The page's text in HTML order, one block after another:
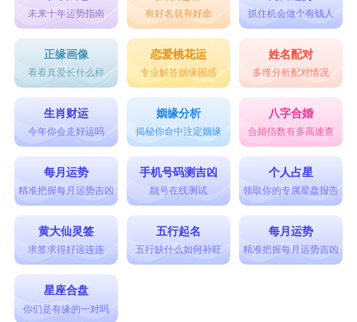
未来十年运势指南 有好名就有好命 抓住机会做个有钱人
正缘画像
看看真爱长什么样
恋爱桃花运
专业解答姻缘困惑
姓名配对
多维分析配对情况
生肖财运
今年你会走好运吗
姻缘分析
揭秘你命中注定姻缘
八字合婚
合婚指数有多高速查
每月运势
精准把握每月运势吉凶
手机号码测吉凶
靓号在线测试
个人占星
领取你的专属星盘报告
黄大仙灵签
求签求得好运连连
五行起名
五行缺什么如何补旺
每月运势
精准把握每月运势吉凶
星座合盘
你们是有缘的一对吗